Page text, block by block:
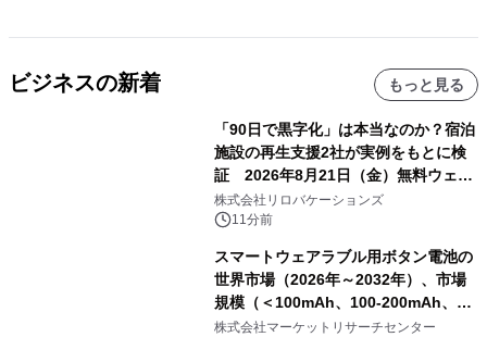
ビジネスの新着 もっと見る
「90日で黒字化」は本当なのか？宿泊
施設の再生支援2社が実例をもとに検
証 2026年8月21日（金）無料ウェビ
ナー開催
株式会社リロバケーションズ
11分前
スマートウェアラブル用ボタン電池の
世界市場（2026年～2032年）、市場
規模（＜100mAh、100-200mAh、＞
200mAh）・分析レポートを発表
株式会社マーケットリサーチセンター